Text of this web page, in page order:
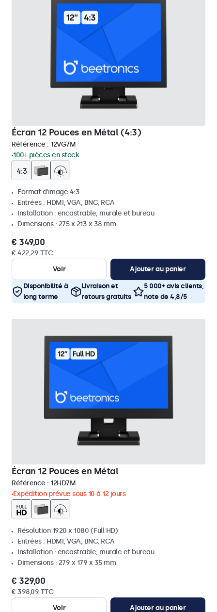
Écran 12 Pouces en Métal (4:3)
Référence : 12VG7M
100+ pièces en stock
Format d'image 4:3
Entrées : HDMI, VGA, BNC, RCA
Installation : encastrable, murale et bureau
Dimensions : 275 x 213 x 38 mm
€ 349,00
€ 422,29 TTC
Voir
Ajouter au panier
Disponibilité à
long terme
Livraison et
retours gratuits
5 000+ avis clients,
note de 4,8/5
Écran 12 Pouces en Métal
Référence : 12HD7M
Expédition prévue sous 10 à 12 jours
Résolution 1920 x 1080 (Full HD)
Entrées : HDMI, VGA, BNC, RCA
Installation : encastrable, murale et bureau
Dimensions : 279 x 179 x 35 mm
€ 329,00
€ 398,09 TTC
Voir
Ajouter au panier